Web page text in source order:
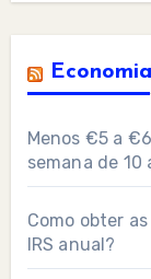
Menos €5 a
semana de 10
Como obter
IRS anual?